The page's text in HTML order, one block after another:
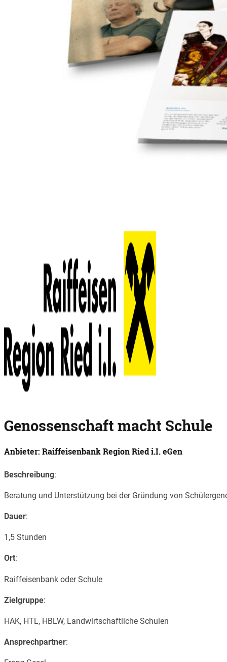
Genossenschaft macht Schule
Anbieter: Raiffeisenbank Region Ried i.I. eGen
Beschreibung:
Beratung und Unterstützung bei der Gründung von
Dauer:
1,5 Stunden
Ort:
Raiffeisenbank oder Schule
Zielgruppe:
HAK, HTL, HBLW, Landwirtschaftliche Schulen
Ansprechpartner: